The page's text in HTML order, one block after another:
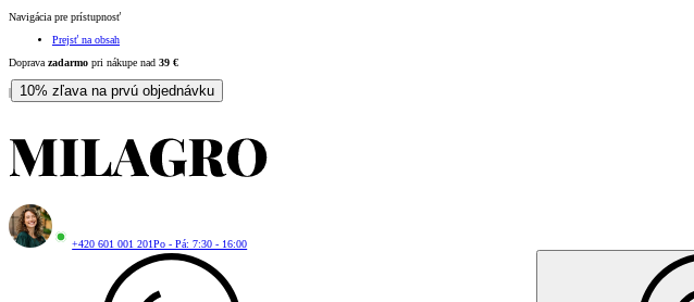
Navigácia pre prístupnosť
Prejsť na obsah
Doprava zadarmo pri nákupe nad 39 €
| 10% zľava na prvú objednávku
+420 601 001 201Po - Pá: 7:30 - 16:00